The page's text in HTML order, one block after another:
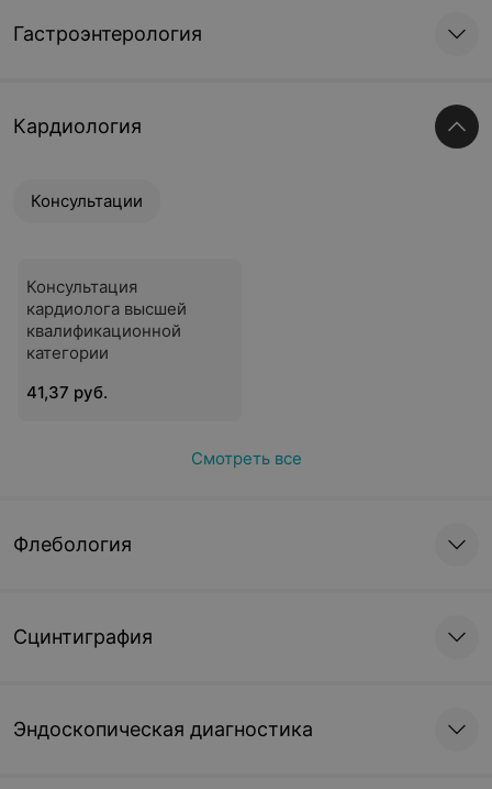
Гастроэнтерология
Кардиология
Консультации
Консультация
кардиолога высшей
квалификационной
категории
41,37 руб.
Смотреть все
Флебология
Сцинтиграфия
Эндоскопическая диагностика